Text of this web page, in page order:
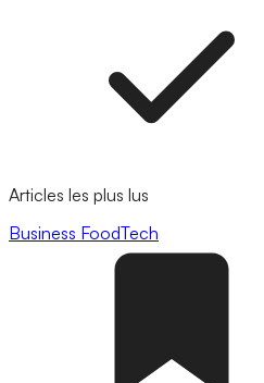
Articles les plus lus
Business FoodTech